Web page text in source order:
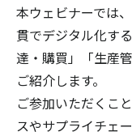
本ウェビナーでは
貫でデジタル化す
達・購買」「生産
ご紹介します。
ご参加いただくこ
スやサプライチェ